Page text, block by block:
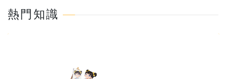
熱門知識